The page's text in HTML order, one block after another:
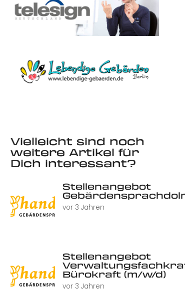
Vielleicht sind noch
weitere Artikel für
Dich interessant?
Stellenangebot
vor 3 Jahren
Stellenangebot
Bürokraft (m/w/d)
vor 3 Jahren